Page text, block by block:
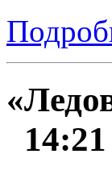
14:21